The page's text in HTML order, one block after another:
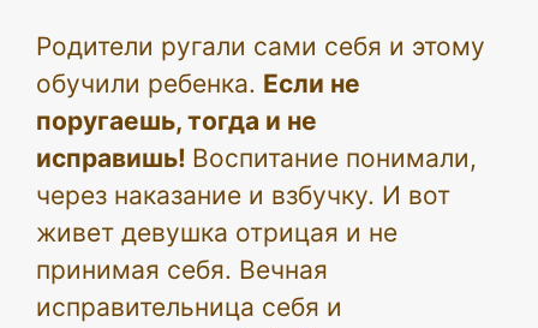
Родители ругали сами себя и этому
обучили ребенка. Если не
поругаешь, тогда и не
исправишь! Воспитание понимали,
через наказание и взбучку. И вот
живет девушка отрицая и не
принимая себя. Вечная
исправительница себя и